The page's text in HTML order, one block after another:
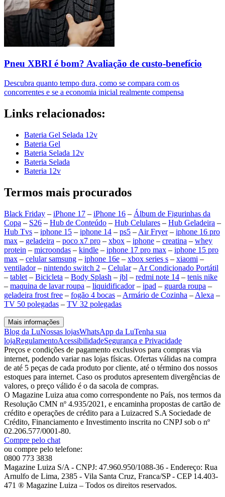
Pneu XBRI é bom? Avaliação de custo-benefício
Descubra quanto tempo dura, como se compara com os
concorrentes e se a economia inicial realmente compensa
Links relacionados:
Bateria Gel Selada 12v
Bateria Gel
Bateria Selada 12v
Bateria Selada
Bateria 12v
Termos mais procurados
Black Friday – iPhone 17 – iPhone 16 – Álbum de Figurinhas da
Copa – S26 – Hub de Conteúdo – Hub Celulares – Hub Geladeira –
Hub Tvs – iphone 15 – iphone 14 – ps5 – Air Fryer– iphone 16 pro
max – geladeira – poco x7 pro – xbox – iphone – creatina – whey
protein – microondas – kindle – iphone 17 pro max – iphone 15 pro
max – celular samsung – iphone 16e – xbox series s – xiaomi –
ventilador– nintendo switch 2 – Celular– Ar Condicionado Portátil
– tablet – Bicicleta – Body Splash – jbl – redmi note 14 – tenis nike
– maquina de lavar roupa – liquidificador– ipad – guarda roupa –
geladeira frost free – fogão 4 bocas – Armário de Cozinha – Alexa –
TV 50 polegadas – TV 32 polegadas
Mais informações
Blog da LuNossas lojasWhatsApp da LuTenha sua
lojaRegulamentoAcessibilidadeSegurança e Privacidade
Preços e condições de pagamento exclusivos para compras via
internet, podendo variar nas lojas físicas. Ofertas válidas na compra
de até 5 peças de cada produto por cliente, até o término dos nossos
estoques para internet. Caso os produtos apresentem divergências de
valores, o preço válido é o da sacola de compras.
O Magazine Luiza atua como correspondente no País, nos termos da
Resolução CMN nº 4.935/2021, e encaminha propostas de cartão de
crédito e operações de crédito para a Luizacred S.A Sociedade de
Crédito, Financiamento e Investimento inscrita no CNPJ sob o nº
02.206.577/0001-80.
Compre pelo chat
ou compre pelo telefone:
0800 773 3838
Magazine Luiza S/A - CNPJ: 47.960.950/1088-36 - Endereço: Rua
Arnulfo de Lima, 2385 - Vila Santa Cruz, Franca/SP - CEP 14.403-
471 ® Magazine Luiza – Todos os direitos reservados.